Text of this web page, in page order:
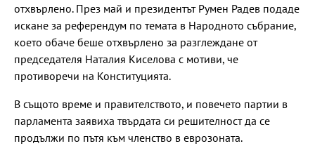
отхвърлено. През май и президентът Румен Радев подаде
искане за референдум по темата в Народното събрание,
което обаче беше отхвърлено за разглеждане от
председателя Наталия Киселова с мотиви, че
противоречи на Конституцията.
В същото време и правителството, и повечето партии в
парламента заявиха твърдата си решителност да се
продължи по пътя към членство в еврозоната.